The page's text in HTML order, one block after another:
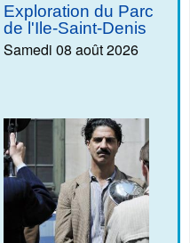
Exploration du Parc
de l'Ile-Saint-Denis
Samedi 08 août 2026